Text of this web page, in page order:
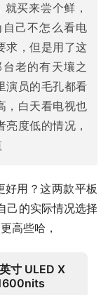
买来尝个鲜，
己不怎么看电
求，但是用了这
老的有天壤之
演员的毛孔都看
，白天看电视也
度低的情况，
用？这两款平板
己的实际情况选择
高些哈，
寸 ULED X